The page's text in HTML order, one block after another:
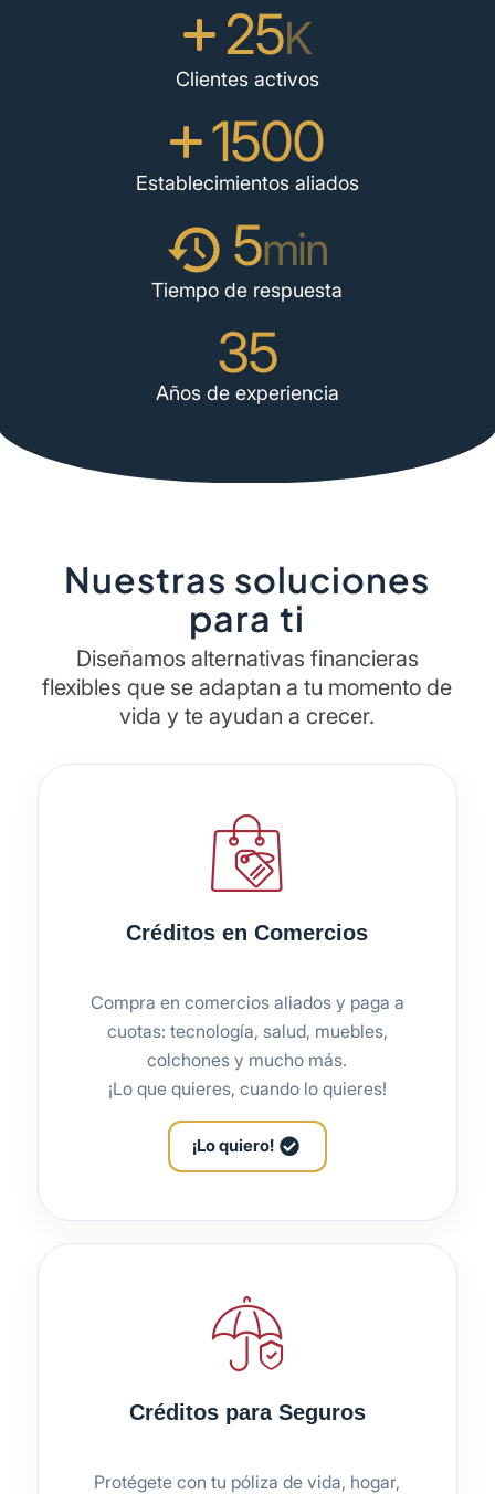
25K
Clientes activos
1500
Establecimientos aliados
5min
Tiempo de respuesta
35
Años de experiencia
Nuestras soluciones
para ti
Diseñamos alternativas financieras
flexibles que se adaptan a tu momento de
vida y te ayudan a crecer.
Créditos en Comercios
Compra en comercios aliados y paga a
cuotas: tecnología, salud, muebles,
colchones y mucho más.
¡Lo que quieres, cuando lo quieres!
¡Lo quiero!
Créditos para Seguros
Protégete con tu póliza de vida, hogar,